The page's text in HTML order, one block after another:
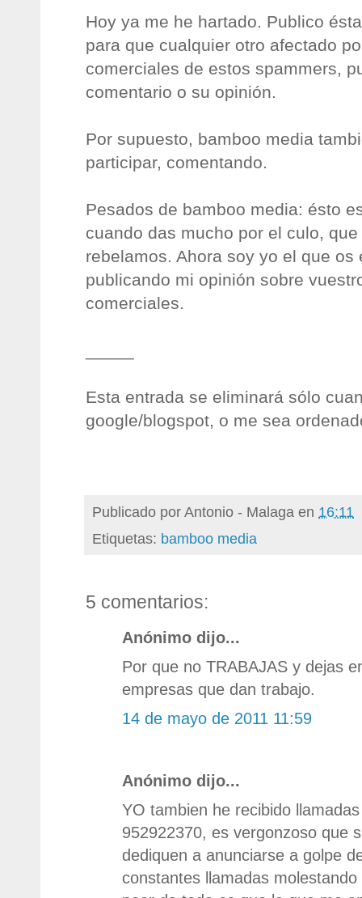
Hoy ya me he hartado. Publico
para que cualquier otro afectado
comerciales de estos spammers,
comentario o su opinión.
Por supuesto, bamboo media
participar, comentando.
Pesados de bamboo media: ésto
cuando das mucho por el culo,
rebelamos. Ahora soy yo el que
publicando mi opinión sobre
comerciales.
Esta entrada se eliminará sólo
google/blogspot, o me sea
Publicado porAntonio - Malaga en 16:11
Etiquetas: bamboo media
5 comentarios:
Anónimo dijo...
Por que no TRABAJAS y dejas
empresas que dan trabajo.
14 de mayo de 2011 11:59
Anónimo dijo...
YO tambien he recibido
952922370, es vergonzoso que
dediquen a anunciarse a golpe
constantes llamadas